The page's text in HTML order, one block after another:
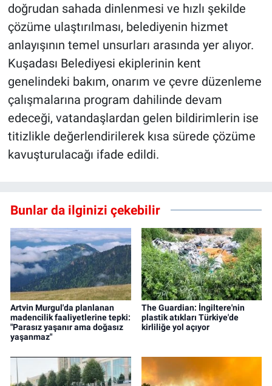
doğrudan sahada dinlenmesi ve hızlı şekilde
çözüme ulaştırılması, belediyenin hizmet
anlayışının temel unsurları arasında yer alıyor.
Kuşadası Belediyesi ekiplerinin kent
genelindeki bakım, onarım ve çevre düzenleme
çalışmalarına program dahilinde devam
edeceği, vatandaşlardan gelen bildirimlerin ise
titizlikle değerlendirilerek kısa sürede çözüme
kavuşturulacağı ifade edildi.
Bunlar da ilginizi çekebilir
Artvin Murgul'da planlanan
madencilik faaliyetlerine tepki:
"Parasız yaşanır ama doğasız
yaşanmaz"
The Guardian: İngiltere'nin
plastik atıkları Türkiye'de
kirliliğe yol açıyor